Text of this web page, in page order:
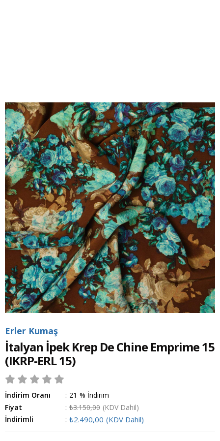
Erler Kumaş
İtalyan İpek Krep De Chine Emprime 15
(IKRP-ERL 15)
İndirim Oranı : %
21
İndirim
Fiyat
: ₺3.150,00 (KDV Dahil)
İndirimli
: ₺2.490,00 (KDV Dahil)